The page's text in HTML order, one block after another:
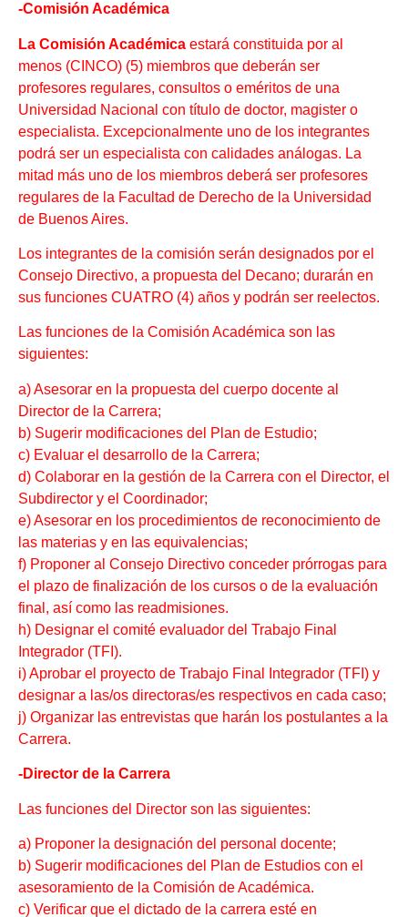
-Comisión Académica
La Comisión Académica estará constituida por al
menos (CINCO) (5) miembros que deberán ser
profesores regulares, consultos o eméritos de una
Universidad Nacional con título de doctor, magister o
especialista. Excepcionalmente uno de los integrantes
podrá ser un especialista con calidades análogas. La
mitad más uno de los miembros deberá ser profesores
regulares de la Facultad de Derecho de la Universidad
de Buenos Aires.
Los integrantes de la comisión serán designados por el
Consejo Directivo, a propuesta del Decano; durarán en
sus funciones CUATRO (4) años y podrán ser reelectos.
Las funciones de la Comisión Académica son las
siguientes:
a) Asesorar en la propuesta del cuerpo docente al
Director de la Carrera;
b) Sugerir modificaciones del Plan de Estudio;
c) Evaluar el desarrollo de la Carrera;
d) Colaborar en la gestión de la Carrera con el Director, el
Subdirector y el Coordinador;
e) Asesorar en los procedimientos de reconocimiento de
las materias y en las equivalencias;
f) Proponer al Consejo Directivo conceder prórrogas para
el plazo de finalización de los cursos o de la evaluación
final, así como las readmisiones.
h) Designar el comité evaluador del Trabajo Final
Integrador (TFI).
i) Aprobar el proyecto de Trabajo Final Integrador (TFI) y
designar a las/os directoras/es respectivos en cada caso;
j) Organizar las entrevistas que harán los postulantes a la
Carrera.
-Director de la Carrera
Las funciones del Director son las siguientes:
a) Proponer la designación del personal docente;
b) Sugerir modificaciones del Plan de Estudios con el
asesoramiento de la Comisión de Académica.
c) Verificar que el dictado de la carrera esté en